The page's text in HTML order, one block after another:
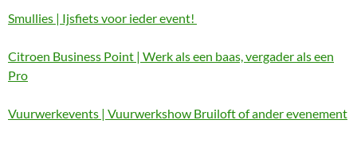
Smullies | Ijsfiets voor ieder event!
Citroen Business Point | Werk als een baas, vergader als een
Pro
Vuurwerkevents | Vuurwerkshow Bruiloft of ander evenement